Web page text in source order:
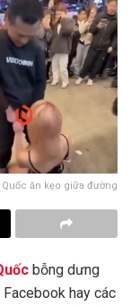
ăn kẹo giữa đường
bỗng dưng
hay các